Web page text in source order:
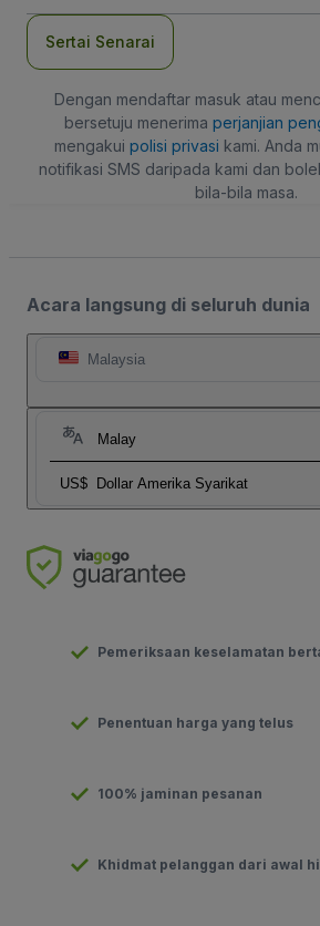
Sertai Senarai
Dengan mendaftar masuk atau
bersetuju menerima perjanjian
mengakui polisi privasi kami. Anda
notifikasi SMS daripada kami dan
bila-bila masa.
Acara langsung di seluruh dunia
Malaysia
Malay
US$ Dollar Amerika Syarikat
Pemeriksaan keselamatan
Penentuan harga yang telus
100% jaminan pesanan
Khidmat pelanggan dari awal